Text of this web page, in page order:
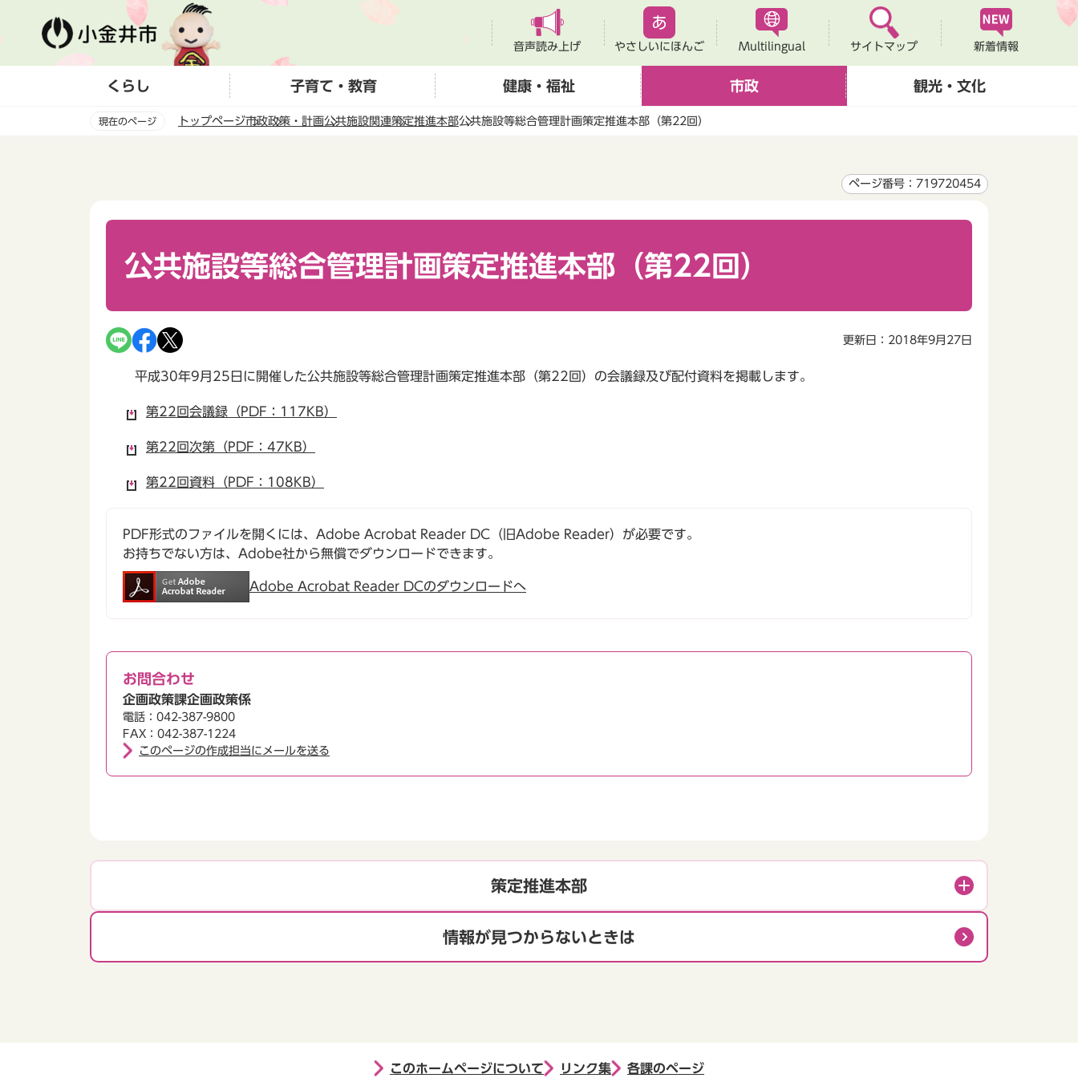
ー
音声読み上げ やさしいにほんご Multilingual サイトマップ 新着情報
くらし 子育て・教育 健康・福祉 市政 観光・文化
現在のページ トップページ市政政策・計画公共施設関連策定推進本部公共施設等総合管理計画策定推進本部（第22回）
ページ番号：719720454
公共施設等総合管理計画策定推進本部（第22回）
更新日：2018年9月27日
平成30年9月25日に開催した公共施設等総合管理計画策定推進本部（第22回）の会議録及び配付資料を掲載します。
第22回会議録（PDF：117KB）
第22回次第（PDF：47KB）
第22回資料（PDF：108KB）
PDF形式のファイルを開くには、Adobe Acrobat Reader DC（旧Adobe Reader）が必要です。
お持ちでない方は、Adobe社から無償でダウンロードできます。
Adobe Acrobat Reader DCのダウンロードへ
お問合わせ
企画政策課企画政策係
電話：042-387-9800
FAX：042-387-1224
このページの作成担当にメールを送る
策定推進本部
情報が見つからないときは
このホームページについて リンク集 各課のページ